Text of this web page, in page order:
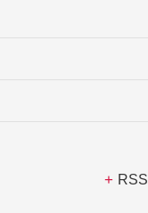
RSS